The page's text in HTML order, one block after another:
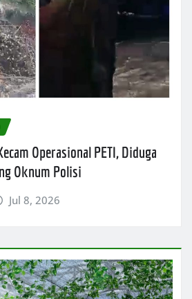
Operasional PETI, Diduga
Oknum Polisi
Jul 8, 2026